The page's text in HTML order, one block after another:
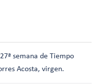
semana de Tiempo
Acosta, virgen.